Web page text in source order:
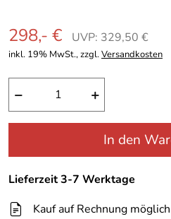
298,- € UVP: 329,50 €
inkl. 19% MwSt., zzgl.Versandkosten
− +
In den
Lieferzeit 3-7 Werktage
Kauf auf Rechnung möglich